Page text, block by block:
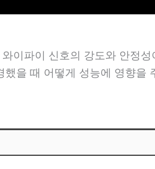
이파이 신호의 강도와 안정성
을 때 어떻게 성능에 영향을